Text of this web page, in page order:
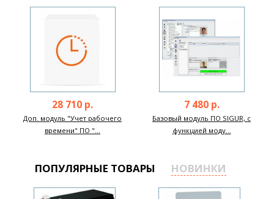
28 710 р.
Доп. модуль "Учет рабочего
времени" ПО "...
7 480 р.
Базовый модуль ПО SIGUR, с
функцией моду...
ПОПУЛЯРНЫЕ ТОВАРЫ НОВИНКИ